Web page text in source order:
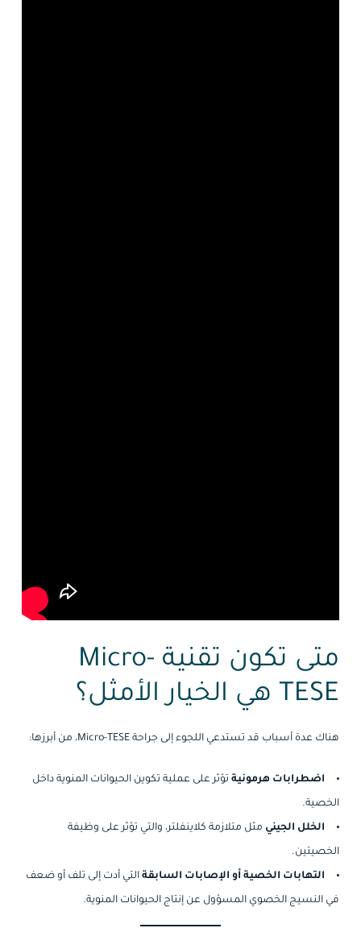
متى تكون تقنية Micro-
TESE هي الخيار الأمثل؟
هناك عدة أسباب قد تستدعي اللجوء إلى جراحة Micro-TESE، من أبرزها:
اضطرابات هرمونيةتؤثر على عملية تكوين الحيوانات المنوية داخل
الخصية.
الخلل الجيني مثل متلازمة كلاينفلتر، والتي تؤثر على وظيفة
الخصيتين.
التهابات الخصية أو الإصابات السابقةالتي أدت إلى تلف أو ضعف
في النسيج الخصوي المسؤول عن إنتاج الحيوانات المنوية.